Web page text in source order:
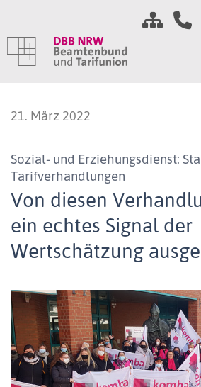
Sozial- und Erziehungsdienst:
Tarifverhandlungen
Von diesen
ein echtes Signal der
Wertschätzung
21. März 2022